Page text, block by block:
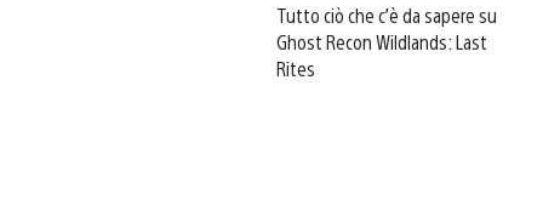
Tutto ciò che c’è da sapere su
Ghost Recon Wildlands: Last
Rites